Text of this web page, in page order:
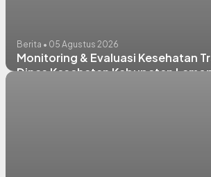
Berita • 05 Agustus 2026
Monitoring & Evaluasi Kesehatan
Dinas Kesehatan Kabupaten